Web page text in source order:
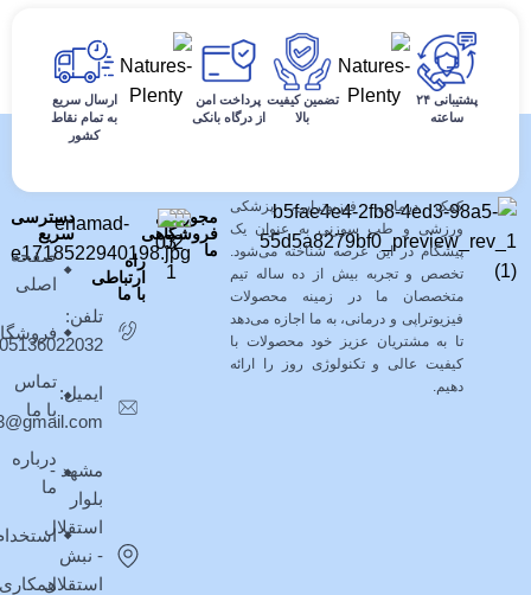
پشتیبانی ۲۴
ساعته
تضمین کیفیت
بالا
پرداخت امن
از درگاه بانکی
ارسال سریع
به تمام نقاط
کشور
کمک درمانی، فیزیوتراپی، پزشکی
ورزشی و طب سوزنی به عنوان یک
پیشگام در این عرصه شناخته می‌شود.
تخصص و تجربه بیش از ده ساله تیم
متخصصان ما در زمینه محصولات
فیزیوتراپی و درمانی، به ما اجازه می‌دهد
تا به مشتریان عزیز خود محصولات با
کیفیت عالی و تکنولوژی روز را ارائه
دهیم.
مجوزهای
فروشگاهی
ما
تلفن:
05136022032
ایمیل:
مشهد -
بلوار
استقلال
- نبش
استقلال
راه
ارتباطی
با ما
صفحه
اصلی
تماس
با ما
درباره
ما
دسترسی
سریع